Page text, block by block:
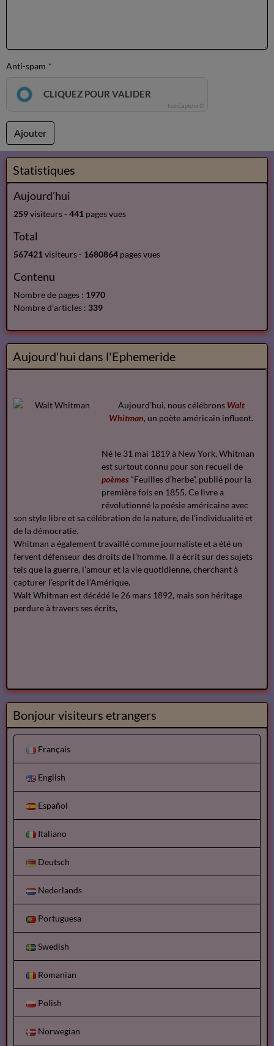
Anti-spam
CLIQUEZ POUR VALIDER
IconCaptcha ©
Ajouter
Statistiques
Aujourd'hui
259visiteurs - 441 pages vues
Total
567421 visiteurs - 1680864 pages vues
Contenu
Nombre de pages : 1970
Nombre d'articles : 339
Aujourd'hui dans l'Ephemeride
Aujourd’hui, nous célébrons Walt
Whitman, un poète américain influent.
Né le 31 mai 1819 à New York, Whitman
est surtout connu pour son recueil de
poèmes “Feuilles d’herbe”, publié pour la
première fois en 1855. Ce livre a
révolutionné la poésie américaine avec
son style libre et sa célébration de la nature, de l’individualité et
de la démocratie.
Whitman a également travaillé comme journaliste et a été un
fervent défenseur des droits de l’homme. Il a écrit sur des sujets
tels que la guerre, l’amour et la vie quotidienne, cherchant à
capturer l’esprit de l’Amérique.
Walt Whitman est décédé le 26 mars 1892, mais son héritage
perdure à travers ses écrits,
Bonjour visiteurs etrangers
Français
English
Español
Italiano
Deutsch
Nederlands
Portuguesa
Swedish
Romanian
Polish
Norwegian